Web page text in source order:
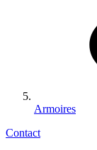
Armoires
Contact